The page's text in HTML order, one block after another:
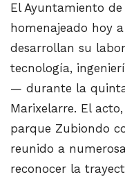
El Ayuntamiento
homenajeado hoy
desarrollan su
tecnología,
— durante la
Marixelarre. El
parque Zubiondo
reunido a
reconocer la